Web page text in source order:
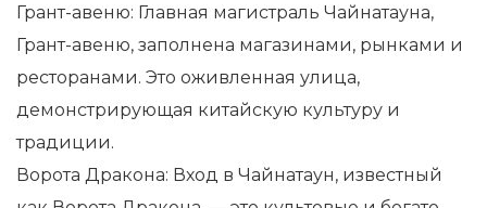
Грант-авеню: Главная магистраль Чайнатауна,
Грант-авеню, заполнена магазинами, рынками и
ресторанами. Это оживленная улица,
демонстрирующая китайскую культуру и
традиции.
Ворота Дракона: Вход в Чайнатаун, известный